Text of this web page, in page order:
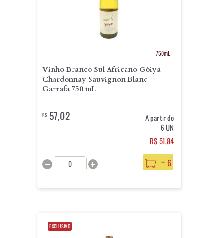
750mL
Vinho Branco Sul Africano Gôiya
Chardonnay Sauvignon Blanc
Garrafa 750 mL
R$57,02
A partir de
6 UN
R$ 51,84
+ 6
EXCLUSIVO